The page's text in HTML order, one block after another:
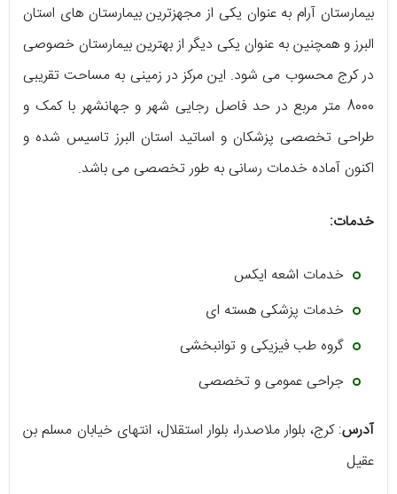
بیمارستان آرام به عنوان یکی از مجهزترین بیمارستان های استان
البرز و همچنین به عنوان یکی دیگر از بهترین بیمارستان خصوصی
در کرج محسوب می شود. این مرکز در زمینی به مساحت تقریبی
8000 متر مربع در حد فاصل رجایی شهر و جهانشهر با کمک و
طراحی تخصصی پزشکان و اساتید استان البرز تاسیس شده و
اکنون آماده خدمات رسانی به طور تخصصی می باشد.
خدمات:
خدمات اشعه ایکس
خدمات پزشکی هسته ای
گروه طب فیزیکی و توانبخشی
جراحی عمومی و تخصصی
آدرس: کرج، بلوار ملاصدرا، بلوار استقلال، انتهای خیابان مسلم بن
عقیل